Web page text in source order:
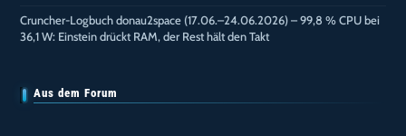
Cruncher-Logbuch donau2space (17.06.–24.06.2026) – 99,8 % CPU bei
36,1 W: Einstein drückt RAM, der Rest hält den Takt
Aus dem Forum